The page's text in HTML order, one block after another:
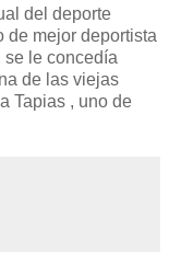
del deporte
de mejor deportista
le concedía
de las viejas
Tapias , uno de